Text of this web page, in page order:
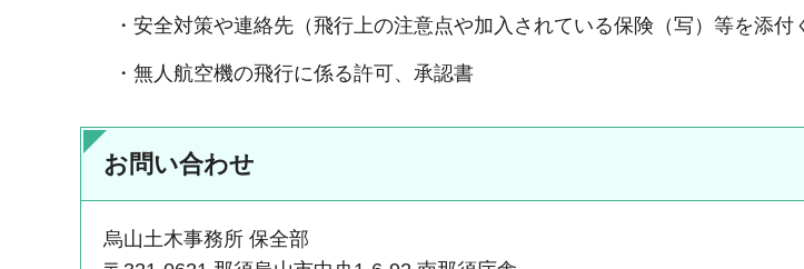
・安全対策や連絡先（飛行上の注意点や加入されている保険（写）等を添付
・無人航空機の飛行に係る許可、承認書
お問い合わせ
烏山土木事務所 保全部